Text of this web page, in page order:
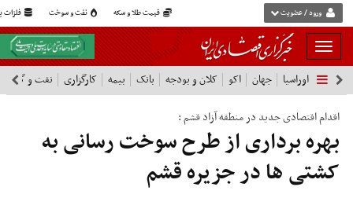
قیمت طلا و سکه نفت و سوخت فلزات ورود / عضویت
بار
و
بسته
نمودن
فهرست
اوراسیا جهان اکو کلان و بودجه بانک بیمه کارگزاری نفت و گاز
اقدام اقتصادی جدید در منطقه آزاد قشم :
بهره برداری از طرح‌ سوخت رسانی به
کشتی ها در جزیره قشم